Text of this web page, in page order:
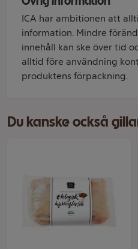
ICA har ambitionen att
information. Mindre
innehåll kan ske över tid
alltid före användning
produktens förpackning.
Du kanske också